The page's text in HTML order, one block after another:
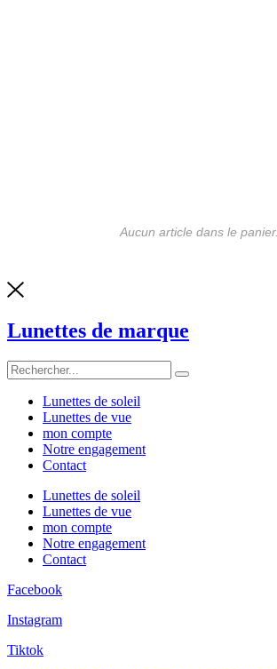
Aucun article dans le panier.
Lunettes de marque
Lunettes de soleil
Lunettes de vue
mon compte
Notre engagement
Contact
Lunettes de soleil
Lunettes de vue
mon compte
Notre engagement
Contact
Facebook
Instagram
Tiktok